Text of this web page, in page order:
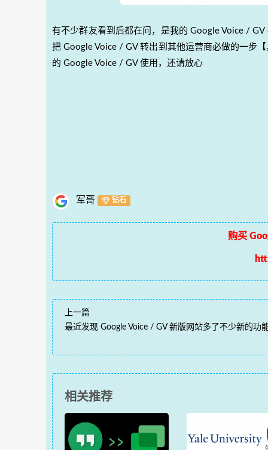
有不少群友看到后都在问，是我的 Google Voice /
把 Google Voice / GV 转出到其他运营商必做的一步
的 Google Voice / GV 使用，还请放心
军哥 钻石
购买
上一篇
最近发现 Google Voice / GV 新版网站多了不少新的功
相关推荐